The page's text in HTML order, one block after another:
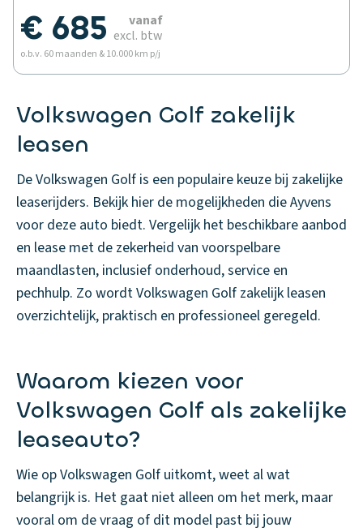
€ 685
vanaf
excl. btw
o.b.v. 60 maanden & 10.000 km p/j
Volkswagen Golf zakelijk
leasen
De Volkswagen Golf is een populaire keuze bij zakelijke
leaserijders. Bekijk hier de mogelijkheden die Ayvens
voor deze auto biedt. Vergelijk het beschikbare aanbod
en lease met de zekerheid van voorspelbare
maandlasten, inclusief onderhoud, service en
pechhulp. Zo wordt Volkswagen Golf zakelijk leasen
overzichtelijk, praktisch en professioneel geregeld.
Waarom kiezen voor
Volkswagen Golf als zakelijke
leaseauto?
Wie op Volkswagen Golf uitkomt, weet al wat
belangrijk is. Het gaat niet alleen om het merk, maar
vooral om de vraag of dit model past bij jouw